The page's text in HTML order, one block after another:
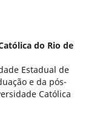
do Rio de
Estadual de
e da pós-
Católica